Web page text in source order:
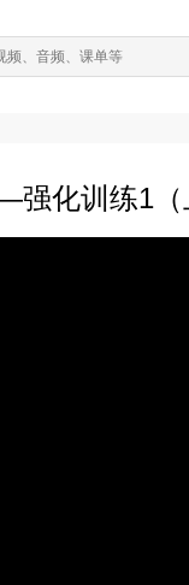
化训练1（